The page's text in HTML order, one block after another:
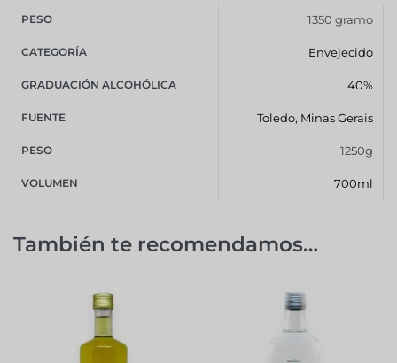
PESO 1350 gramo
CATEGORÍA Envejecido
GRADUACIÓN ALCOHÓLICA 40%
FUENTE Toledo, Minas Gerais
PESO 1250g
VOLUMEN 700ml
También te recomendamos…